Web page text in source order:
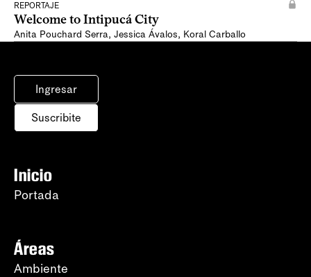
REPORTAJE
Welcome to Intipucá City
Anita Pouchard Serra, Jessica Ávalos, Koral Carballo
Ingresar
Suscribite
Inicio
Portada
Áreas
Ambiente